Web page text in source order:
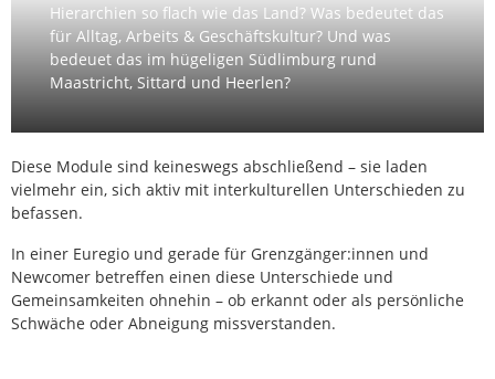
Hierarchien so flach wie das Land? Was bedeutet das
für Alltag, Arbeits & Geschäftskultur? Und was
bedeuet das im hügeligen Südlimburg rund
Maastricht, Sittard und Heerlen?
Diese Module sind keineswegs abschließend – sie laden
vielmehr ein, sich aktiv mit interkulturellen Unterschieden zu
befassen.
In einer Euregio und gerade für Grenzgänger:innen und
Newcomer betreffen einen diese Unterschiede und
Gemeinsamkeiten ohnehin – ob erkannt oder als persönliche
Schwäche oder Abneigung missverstanden.